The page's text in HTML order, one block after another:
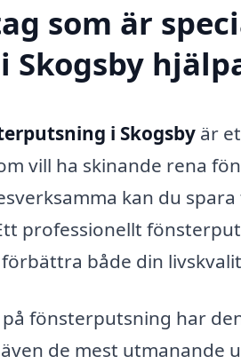
som är
i Skogsby är
vill ha skinande rena
kan du
professionellt
både din
fönsterputsning har
de mest utmanande